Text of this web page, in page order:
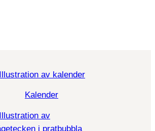
Kalender